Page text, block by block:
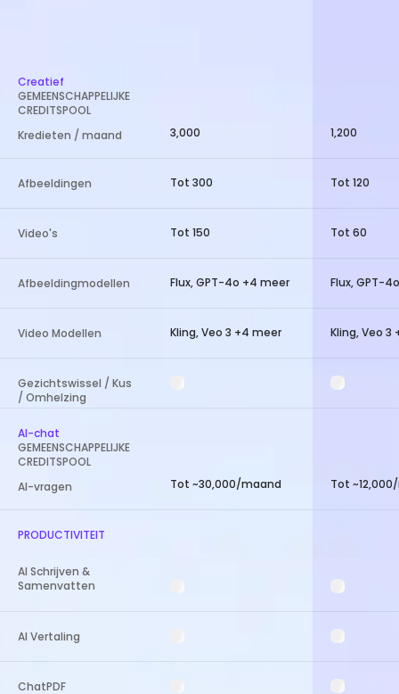
Creatief
GEMEENSCHAPPELIJKE
CREDITSPOOL
Kredieten / maand
Afbeeldingen
Video's
Afbeeldingmodellen
Video Modellen
Gezichtswissel / Kus
/ Omhelzing
AI-chat
GEMEENSCHAPPELIJKE
CREDITSPOOL
AI-vragen
PRODUCTIVITEIT
AI Schrijven &
Samenvatten
AI Vertaling
ChatPDF
3,000
Tot 300
Tot 150
Flux, GPT-4o +4 meer
Kling, Veo 3 +4 meer
Tot ~30,000/maand
1,200
Tot 120
Tot 60
Flux, GPT-
Kling, Veo 3
Tot